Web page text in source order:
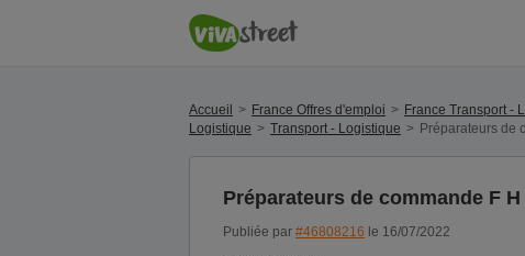
Accueil France Offres d'emploi France Transport -
Logistique
Transport - Logistique Préparateurs de
Préparateurs de commande F H
Publiée par #46808216 le 16/07/2022